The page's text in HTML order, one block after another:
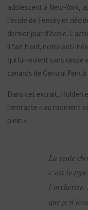
adolescent à New-York,
l’école de Fencey et
dernier jour d’école.
il fait froid, notre anti-
qui lui revient sans cesse
canards de Central Park à
Dans cet extrait, Holden
l’entracte « au moment
plein ».
La seule
c’est le
l’orchestre.
que je